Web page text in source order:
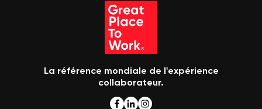
La référence mondiale de l'expérience
collaborateur.